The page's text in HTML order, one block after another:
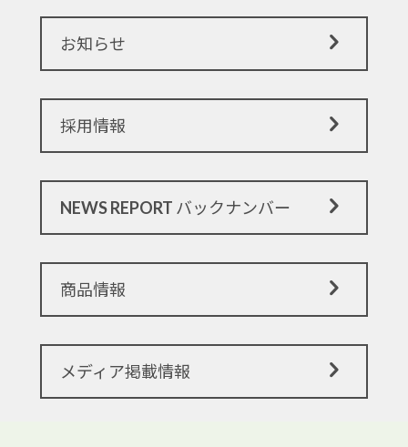
お知らせ
採用情報
NEWS REPORT バックナンバー
商品情報
メディア掲載情報